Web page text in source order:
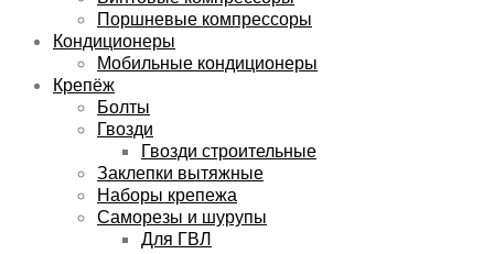
Поршневые компрессоры
Кондиционеры
Мобильные кондиционеры
Крепёж
Болты
Гвозди
Гвозди строительные
Заклепки вытяжные
Наборы крепежа
Саморезы и шурупы
Для ГВЛ